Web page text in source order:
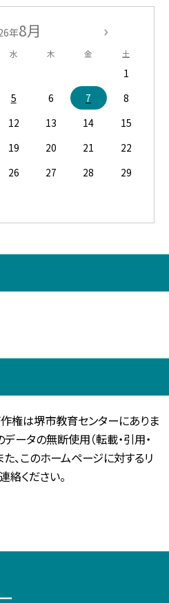
年8月
水 木 金 土
1
5 6 7
8
12 13 14
15
19 20 21
22
26 27 28
29
権は堺市教育センターにありま
ータの無断使用（転載・引用・
、このホームページに対するリ
絡ください。